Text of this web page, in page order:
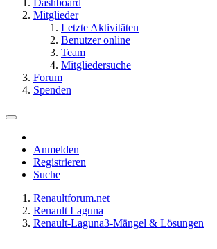
Mitglieder
Letzte Aktivitäten
Benutzer online
Team
Mitgliedersuche
Forum
Spenden
Anmelden
Registrieren
Suche
Renaultforum.net
Renault Laguna
Renault-Laguna3-Mängel & Lösungen